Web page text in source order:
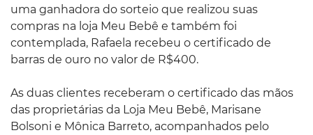
uma ganhadora do sorteio que realizou suas
compras na loja Meu Bebê e também foi
contemplada, Rafaela recebeu o certificado de
barras de ouro no valor de R$400.
As duas clientes receberam o certificado das mãos
das proprietárias da Loja Meu Bebê, Marisane
Bolsoni e Mônica Barreto, acompanhados pelo